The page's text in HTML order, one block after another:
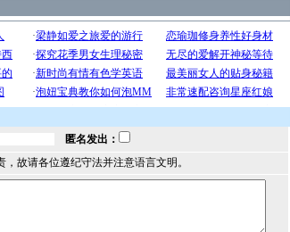
匿名发出：
故请各位遵纪守法并注意语言文明。